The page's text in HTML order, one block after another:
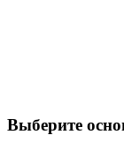
Выберите